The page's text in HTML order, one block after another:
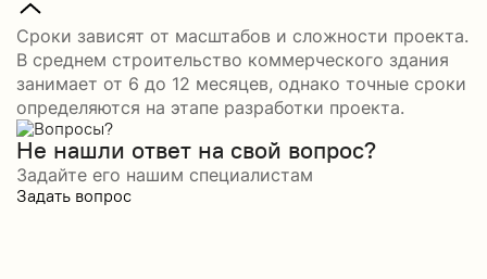
Сроки зависят от масштабов и сложности проекта.
В среднем строительство коммерческого здания
занимает от 6 до 12 месяцев, однако точные сроки
определяются на этапе разработки проекта.
Не нашли ответ на свой вопрос?
Задайте его нашим специалистам
Задать вопрос